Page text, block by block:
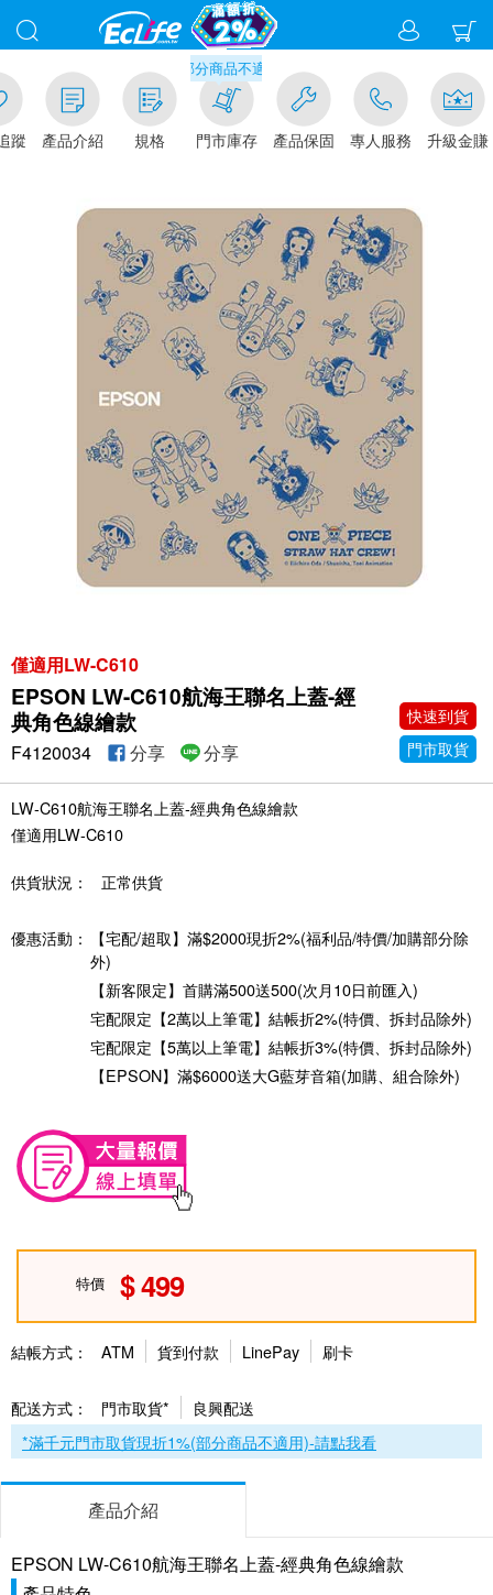
蹤 產品介紹 規格
滿千元門市取貨現折1%(部分商品不適用)-請點我看
門市庫存 產品保固 專人服務 升級金賺
僅適用LW-C610
EPSON LW-C610航海王聯名上蓋-經
典角色線繪款
快速到貨
門市取貨
F4120034 分享 分享
LW-C610航海王聯名上蓋-經典角色線繪款
僅適用LW-C610
供貨狀況： 正常供貨
優惠活動：
【宅配/超取】滿$2000現折2%(福利品/特價/加購部分除
外)
【新客限定】首購滿500送500(次月10日前匯入)
宅配限定【2萬以上筆電】結帳折2%(特價、拆封品除外)
宅配限定【5萬以上筆電】結帳折3%(特價、拆封品除外)
【EPSON】滿$6000送大G藍芽音箱(加購、組合除外)
特價 499
結帳方式： ATM 貨到付款 LinePay 刷卡
配送方式： 門市取貨*
良興配送
*滿千元門市取貨現折1%(部分商品不適用)-請點我看
產品介紹
EPSON LW-C610航海王聯名上蓋-經典角色線繪款